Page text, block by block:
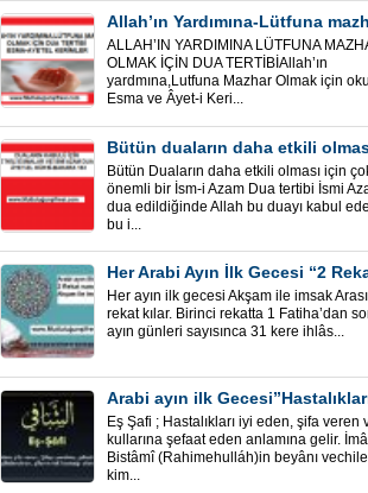
ALLAH’IN YARDIMINA LÜTFUNA
OLMAK İÇİN DUA TERTİBİAllah’ın
yardmına,Lutfuna Mazhar Olmak için
Esma ve Âyet-i Keri...
Bütün Duaların daha etkili olması için
önemli bir İsm-i Azam Dua tertibi İsmi
dua edildiğinde Allah bu duayı kabul
bu i...
Her ayın ilk gecesi Akşam ile imsak
rekat kılar. Birinci rekatta 1 Fatiha’dan
ayın günleri sayısınca 31 kere ihlâs...
Eş Şafi ; Hastalıkları iyi eden, şifa veren
kullarına şefaat eden anlamına gelir.
Bistâmî (Rahimehulláh)in beyânı
kim...